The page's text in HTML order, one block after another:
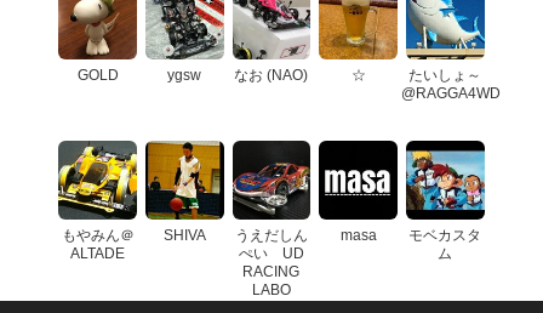
GOLD ygsw なお (NAO) ☆
たいしょ～
@RAGGA4WD
もやみん＠
ALTADE
SHIVA
うえだしん
ぺい UD
RACING
LABO
masa
モベカスタ
ム